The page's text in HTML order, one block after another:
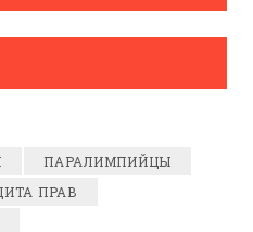
ПАРАЛИМПИЙЦЫ
ПРАВ